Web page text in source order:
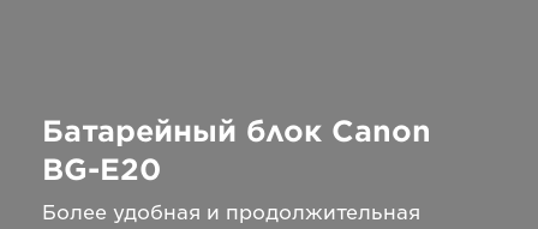
Батарейный блок Canon
BG-E20
Более удобная и продолжительная